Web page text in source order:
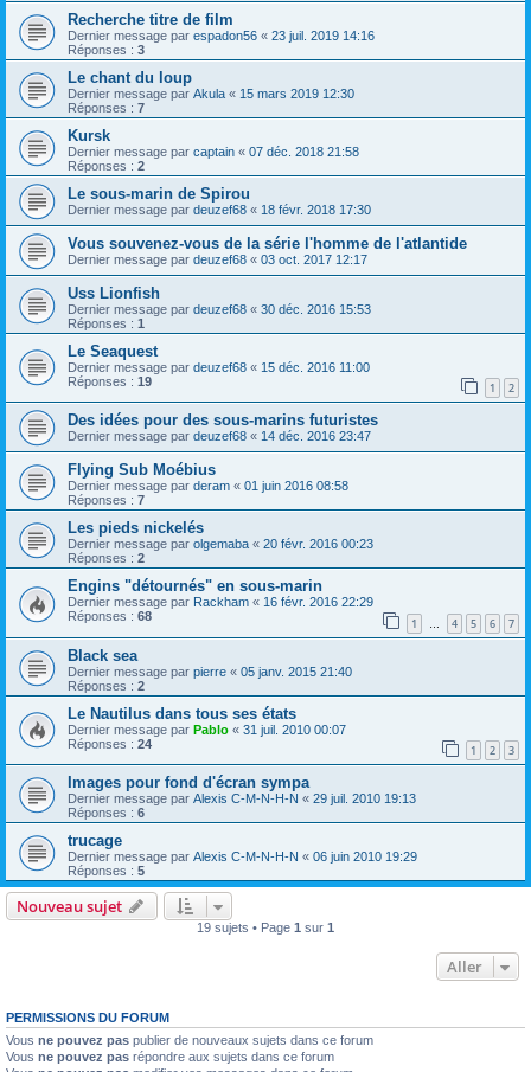
Recherche titre de film
Dernier message par espadon56 « 23 juil. 2019 14:16
Réponses : 3
Le chant du loup
Dernier message par Akula « 15 mars 2019 12:30
Réponses : 7
Kursk
Dernier message par captain « 07 déc. 2018 21:58
Réponses : 2
Le sous-marin de Spirou
Dernier message par deuzef68 « 18 févr. 2018 17:30
Vous souvenez-vous de la série l'homme de l'atlantide
Dernier message par deuzef68 « 03 oct. 2017 12:17
Uss Lionfish
Dernier message par deuzef68 « 30 déc. 2016 15:53
Réponses : 1
Le Seaquest
Dernier message par deuzef68 « 15 déc. 2016 11:00
Réponses : 19 1 2
Des idées pour des sous-marins futuristes
Dernier message par deuzef68 « 14 déc. 2016 23:47
Flying Sub Moébius
Dernier message par deram « 01 juin 2016 08:58
Réponses : 7
Les pieds nickelés
Dernier message par olgemaba « 20 févr. 2016 00:23
Réponses : 2
Engins "détournés" en sous-marin
Dernier message par Rackham « 16 févr. 2016 22:29
Réponses : 68 1 … 4 5 6 7
Black sea
Dernier message par pierre « 05 janv. 2015 21:40
Réponses : 2
Le Nautilus dans tous ses états
Dernier message par Pablo « 31 juil. 2010 00:07
Réponses : 24 1 2 3
Images pour fond d'écran sympa
Dernier message par Alexis C-M-N-H-N « 29 juil. 2010 19:13
Réponses : 6
trucage
Dernier message par Alexis C-M-N-H-N « 06 juin 2010 19:29
Réponses : 5
Nouveau sujet
19 sujets • Page 1 sur 1
Aller
PERMISSIONS DU FORUM
Vous ne pouvez pas publier de nouveaux sujets dans ce forum
Vous ne pouvez pas répondre aux sujets dans ce forum